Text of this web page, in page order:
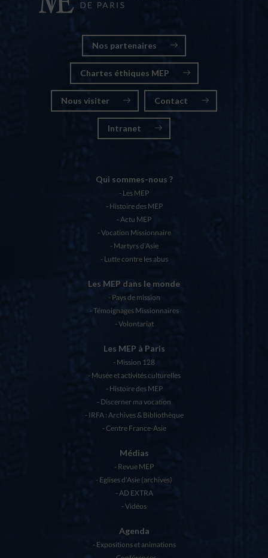
Nos partenaires
Chartes éthiques MEP
Nous visiter Contact
Intranet
Qui sommes-nous ?
Les MEP
Histoire des MEP
Actu MEP
Vocation Missionnaire
Martyrs d’Asie
Lutte contre les abus
Les MEP dans le monde
Pays de mission
Témoignages Missionnaires
Volontariat
Les MEP à Paris
Mission 128
Musée et activités culturelles
Histoire des MEP
Discerner ma vocation
IRFA : Archives & Bibliothèque
Centre France-Asie
Médias
Revue MEP
Eglises d’Asie (archives)
AD EXTRA
Vidéos
Agenda
Expositions et animations